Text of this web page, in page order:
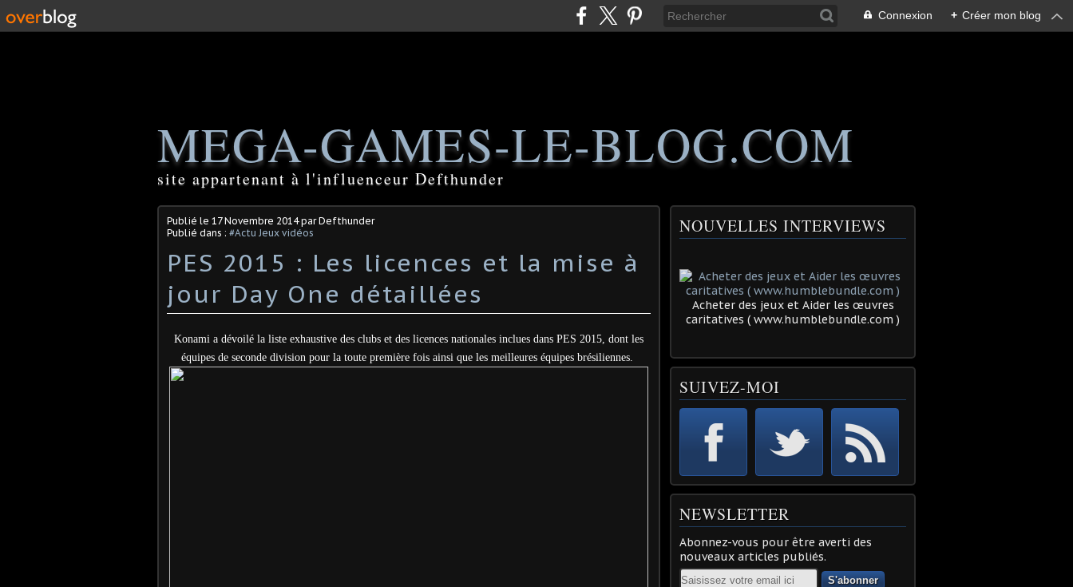
Connexion + Créer mon blog
MEGA-GAMES-LE-BLOG.COM
site appartenant à l'influenceur Defthunder
Publié le 17 Novembre 2014par Defthunder
Publié dans : #Actu Jeux vidéos
PES 2015 : Les licences et la mise à
Konami a dévoilé la liste exhaustive des clubs et des licences nationales inclues dans PES 2015, dont les
équipes de seconde division pour la toute première fois ainsi que les meilleures équipes brésiliennes.
NOUVELLES INTERVIEWS
Acheter des jeux et Aider les œuvres
caritatives ( www.humblebundle.com )
SUIVEZ-MOI
NEWSLETTER
Abonnez-vous pour être averti des
nouveaux articles publiés.
Email